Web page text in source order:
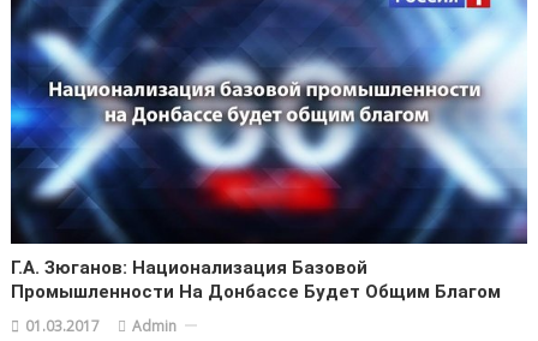
Г.А. Зюганов: Национализация Базовой
Промышленности На Донбассе Будет Общим Благом
01.03.2017 Admin